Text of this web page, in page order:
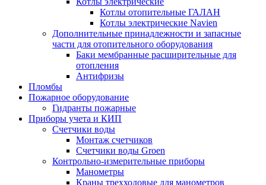
Котлы отопительные ГАЛАН
Котлы электрические Navien
Дополнительные принадлежности и запасные
части для отопительного оборудования
Баки мембранные расширительные для
отопления
Антифризы
Пломбы
Пожарное оборудование
Гидранты пожарные
Приборы учета и КИП
Счетчики воды
Монтаж счетчиков
Счетчики воды Groen
Контрольно-измерительные приборы
Манометры
Краны трехходовые для манометров